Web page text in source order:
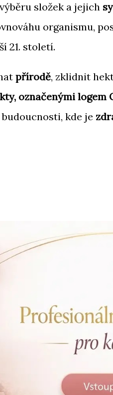
složek a jejich
organismu,
21. století.
přírodě, zklidnit
označenými logem
kde je